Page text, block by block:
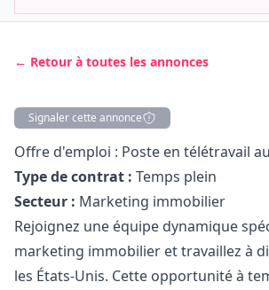
← Retour à toutes les annonces
Signaler cette annonce
Description
Offre d'emploi : Poste en télétravail
Type de contrat : Temps plein
Secteur : Marketing immobilier
Rejoignez une équipe dynamique
marketing immobilier et travaillez à
les États-Unis. Cette opportunité à